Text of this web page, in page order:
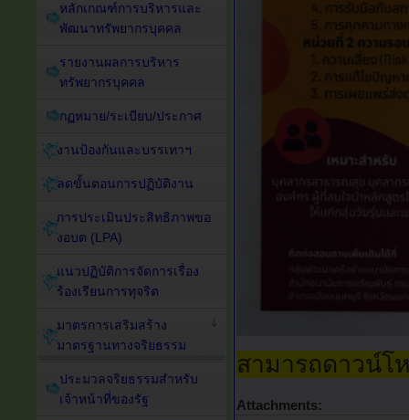
สามารถดาวน์โ
Attachments:
หลักเกณฑ์การบริหารและ
พัฒนาทรัพยากรบุคคล
รายงานผลการบริหาร
ทรัพยากรบุคคล
กฏหมาย/ระเบียบ/ประกาศ
งานป้องกันและบรรเทาฯ
ลดขั้นตอนการปฏิบัติงาน
การประเมินประสิทธิภาพขอ
งอบต (LPA)
แนวปฏิบัติการจัดการเรื่อง
ร้องเรียนการทุจริต
มาตรการเสริมสร้าง
มาตรฐานทางจริยธรรม
ประมวลจริยธรรมสำหรับ
เจ้าหน้าที่ของรัฐ